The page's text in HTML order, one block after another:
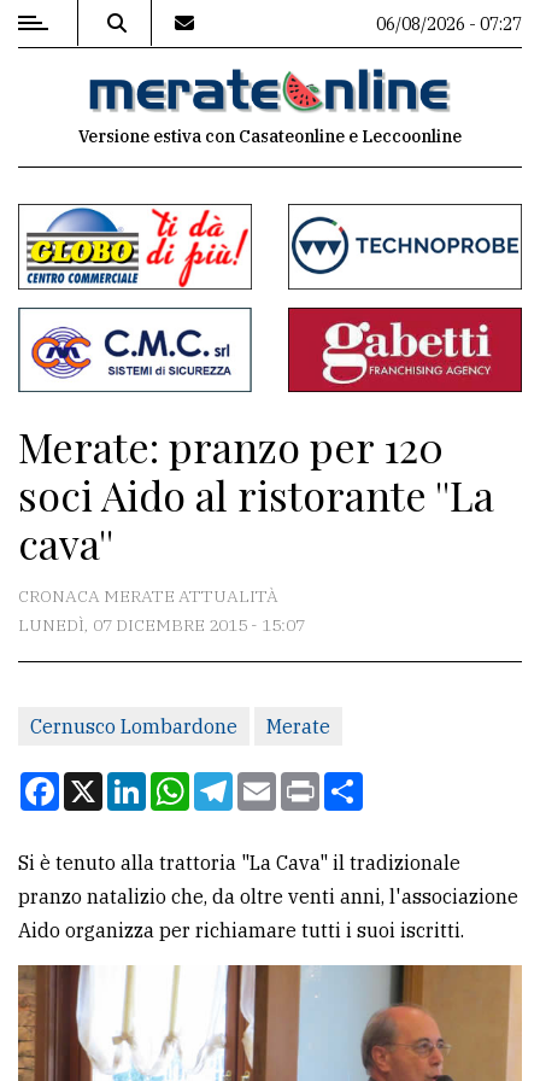
MENU
commenti
Contenuti
del
sito
Associazioni
Meteo
CONTATTI
Scrivici
Per
la
pubblicità
Cerca
per
06/08/2026 - 07:27
Versione estiva con Casateonline e Leccoonline
Merate: pranzo per 120
soci Aido al ristorante ''La
cava''
CRONACA MERATE ATTUALITÀ
LUNEDÌ, 07 DICEMBRE 2015 - 15:07
Cernusco Lombardone Merate
Facebook
X LinkedInWhatsApp
Telegram
EmailPrint
Si è tenuto alla trattoria "La Cava" il tradizionale
pranzo natalizio che, da oltre venti anni, l'associazione
Aido organizza per richiamare tutti i suoi iscritti.